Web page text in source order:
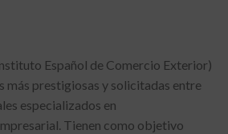
Español de Comercio Exterior)
más prestigiosas y solicitadas entre
especializados en
Tienen como objetivo